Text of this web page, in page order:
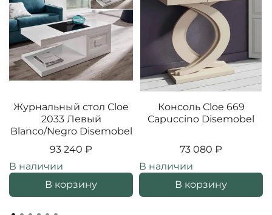
Журнальный стол Cloe
2033 Левый
Blanco/Negro Disemobel
93 240 ₽
В наличии
В корзину
Консоль Cloe 669
Capuccino Disemobel
73 080 ₽
В наличии
В корзину